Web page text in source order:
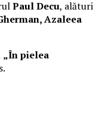
Paul Decu, alături
Azaleea
„În pielea